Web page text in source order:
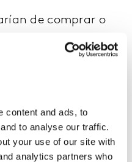
content and ads, to
to analyse our traffic.
your use of our site with
analytics partners who
de comprar o
NSE y en las 5
Medellín,
que van a disminuir